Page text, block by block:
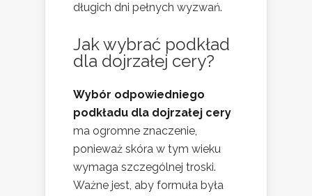
długich dni pełnych wyzwań.
Jak wybrać podkład
dla dojrzałej cery?
Wybór odpowiedniego
podkładu dla dojrzałej cery
ma ogromne znaczenie,
ponieważ skóra w tym wieku
wymaga szczególnej troski.
Ważne jest, aby formuła była